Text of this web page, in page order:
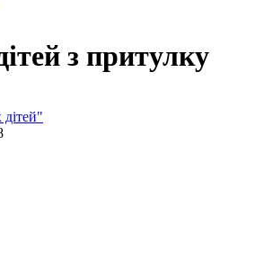
з притулку